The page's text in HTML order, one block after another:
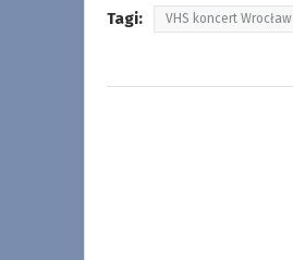
Tagi: VHS koncert Wrocław